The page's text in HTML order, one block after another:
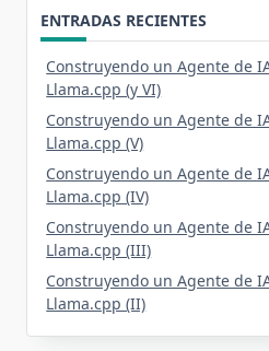
ENTRADAS RECIENTES
Construyendo un Agente de
Llama.cpp (y VI)
Construyendo un Agente de
Llama.cpp (V)
Construyendo un Agente de
Llama.cpp (IV)
Construyendo un Agente de
Llama.cpp (III)
Construyendo un Agente de
Llama.cpp (II)